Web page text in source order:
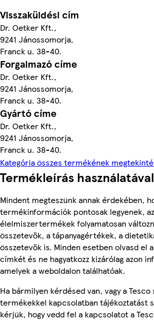
Visszaküldési cím
Dr. Oetker Kft.,
9241 Jánossomorja,
Franck u. 38-40.
Forgalmazó címe
Dr. Oetker Kft.,
9241 Jánossomorja,
Franck u. 38-40.
Gyártó címe
Dr. Oetker Kft.,
9241 Jánossomorja,
Franck u. 38-40.
Kategória összes termékének
Termékleírás használatával
Mindent megteszünk annak érdekében,
termékinformációk pontosak legyenek,
élelmiszertermékek folyamatosan
összetevők, a tápanyagértékek, a
összetevők is. Minden esetben olvasd el
címkét és ne hagyatkozz kizárólag azon
amelyek a weboldalon találhatóak.
Ha bármilyen kérdésed van, vagy a Tesco
termékekkel kapcsolatban tájékoztatást
kérjük, hogy vedd fel a kapcsolatot a